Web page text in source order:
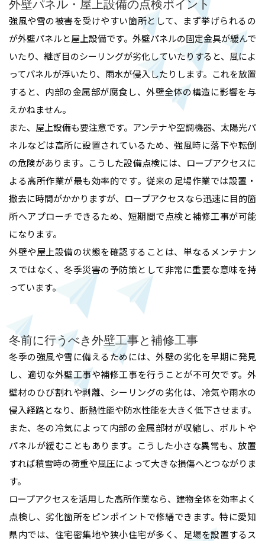
外壁パネル・屋上設備の点検ポイント
強風や雪の被害を受けやすい箇所として、まず挙げられるの
が外壁パネルと屋上設備です。外壁パネルの固定金具が緩んで
いたり、継ぎ目のシーリングが劣化していたりすると、風によ
ってパネルが浮いたり、雨水が侵入したりします。これを放置
すると、内部の金属部が腐食し、外壁全体の構造に影響を与
えかねません。
また、屋上設備も要注意です。アンテナや空調機器、太陽光パ
ネルなどは高所に設置されているため、強風時に落下や転倒
の危険があります。こうした設備点検には、ロープアクセスに
よる高所作業が最も効率的です。従来の足場作業では設置・
撤去に時間がかかりますが、ロープアクセスなら迅速に目的箇
所へアプローチできるため、短期間で点検と補修工事が可能
になります。
外壁や屋上設備の状態を確認することは、単なるメンテナン
スではなく、冬季災害の予防策として非常に重要な意味を持
っています。
冬前に行うべき外壁工事と補修工事
冬季の強風や雪に備えるためには、外壁の劣化を早期に発見
し、適切な外壁工事や補修工事を行うことが不可欠です。外
壁材のひび割れや剥離、シーリングの劣化は、冷気や雨水の
侵入経路となり、断熱性能や防水性能を大きく低下させます。
また、冬の冷気によって内部の金属部材が収縮し、ボルトや
パネルが緩むこともあります。こうした小さな異常も、放置
すれば積雪時の荷重や風圧によって大きな損傷へとつながりま
す。
ロープアクセスを活用した高所作業なら、建物全体を効率よく
点検し、劣化箇所をピンポイントで修繕できます。特に愛知
県内では、住宅密集地や狭小住宅が多く、足場を設置するス